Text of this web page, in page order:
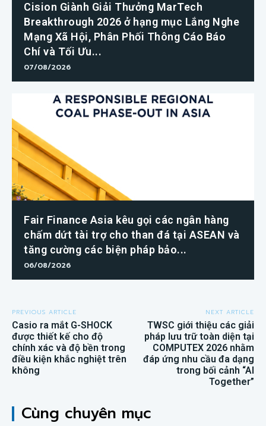
Cision Giành Giải Thưởng MarTech
Breakthrough 2026 ở hạng mục Lắng Nghe
Mạng Xã Hội, Phân Phối Thông Cáo Báo
Chí và Tối Ưu...
07/08/2026
Fair Finance Asia kêu gọi các ngân hàng
chấm dứt tài trợ cho than đá tại ASEAN và
tăng cường các biện pháp bảo...
06/08/2026
PREVIOUS ARTICLE
Casio ra mắt G-SHOCK
được thiết kế cho độ
chính xác và độ bền trong
điều kiện khắc nghiệt trên
không
NEXT ARTICLE
TWSC giới thiệu các giải
pháp lưu trữ toàn diện tại
COMPUTEX 2026 nhằm
đáp ứng nhu cầu đa dạng
trong bối cảnh “AI
Together”
Cùng chuyên mục